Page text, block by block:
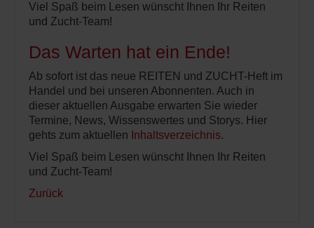
Viel Spaß beim Lesen wünscht Ihnen Ihr Reiten
und Zucht-Team!
Das Warten hat ein Ende!
Ab sofort ist das neue REITEN und ZUCHT-Heft im
Handel und bei unseren Abonnenten. Auch in
dieser aktuellen Ausgabe erwarten Sie wieder
Termine, News, Wissenswertes und Storys. Hier
gehts zum aktuellen Inhaltsverzeichnis.
Viel Spaß beim Lesen wünscht Ihnen Ihr Reiten
und Zucht-Team!
Zurück